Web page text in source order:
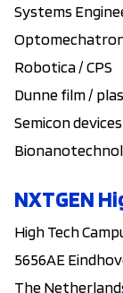
Systems
Robotica / CPS
Dunne film /
Semicon
NXTGEN
High Tech
5656AE
The